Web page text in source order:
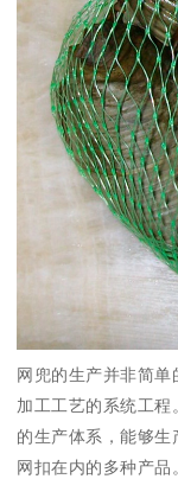
网兜的生产并非简
加工工艺的系统工
的生产体系，能够生
网扣在内的多种产